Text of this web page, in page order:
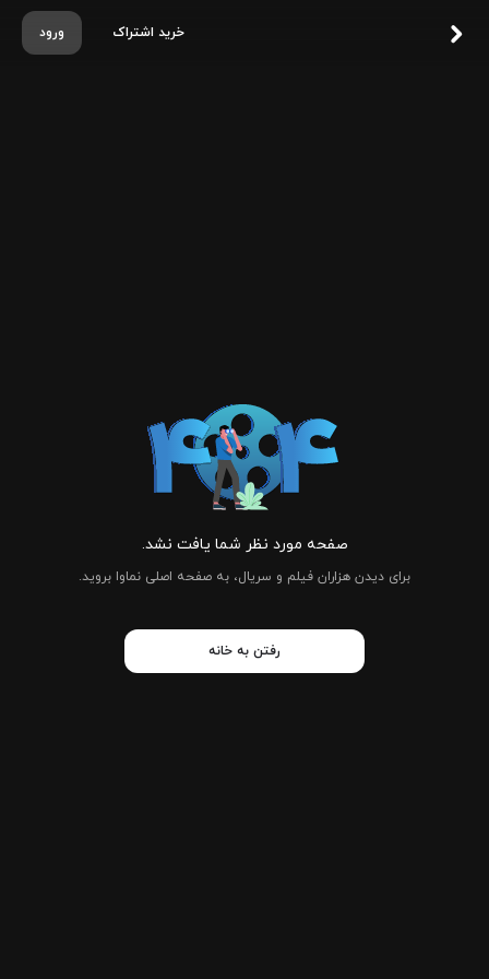
ورود خرید اشتراک
صفحه مورد نظر شما یافت نشد.
برای دیدن هزاران فیلم و سریال، به صفحه اصلی نماوا بروید.
رفتن به خانه